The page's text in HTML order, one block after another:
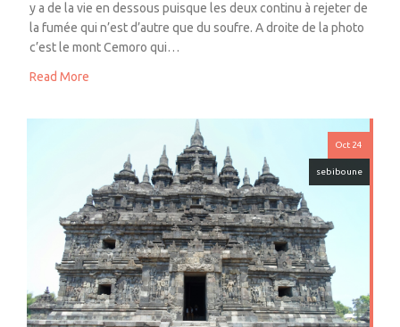
y a de la vie en dessous puisque les deux continu à rejeter de
la fumée qui n’est d’autre que du soufre. A droite de la photo
c’est le mont Cemoro qui…
Read More
Oct 24
sebiboune